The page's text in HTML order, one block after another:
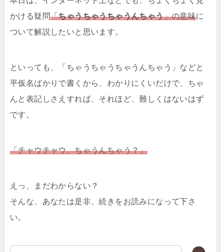
かける疑問「ちゃうちゃうちゃうんちゃう」の意味に
ついて解説したいと思います。
といっても、「ちゃうちゃうちゃうんちゃう」などと
平仮名ばかりで書くから、わかりにくいだけで、ちゃ
んと表記しさえすれば、それほど、難しくはないはず
です。
「チャウチャウ、ちゃうんちゃう？」
えっ、まだわからない？
そんな、あなたは是非、続きをお読みになって下さ
い。